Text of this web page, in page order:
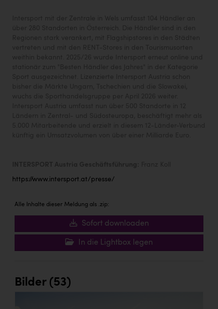
https://www.intersport.at/presse/
Alle Inhalte dieser Meldung als .zip:
Sofort downloaden
In die Lightbox legen
Bilder (53)